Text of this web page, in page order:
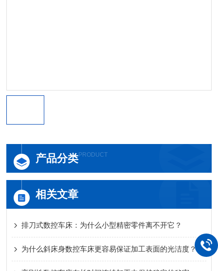
产品分类PRODUCT
相关文章
排刀式数控车床：为什么小型精密零件离不开它？
为什么斜床身数控车床更容易保证加工表面的光洁度？